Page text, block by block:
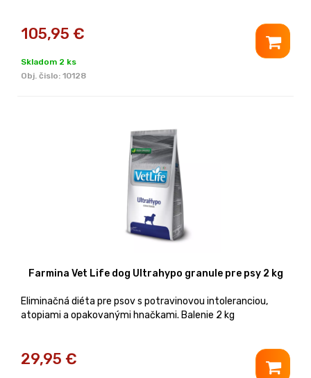
105,95 €
Skladom 2 ks
Obj. čislo: 10128
Farmina Vet Life dog Ultrahypo granule pre psy 2 kg
Eliminačná diéta pre psov s potravinovou intoleranciou,
atopiami a opakovanými hnačkami. Balenie 2 kg
29,95 €